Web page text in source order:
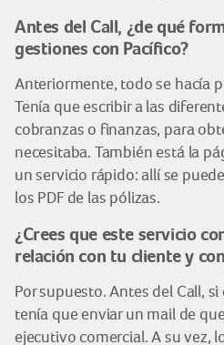
Antes del Call, ¿de qué
gestiones con Pacífico?
Anteriormente, todo se hacía
Tenía que escribir a las
cobranzas o finanzas, para
necesitaba. También está la
un servicio rápido: allí se
los PDF de las pólizas.
¿Crees que este servicio
relación con tu cliente y
Por supuesto. Antes del Call,
tenía que enviar un mail de
ejecutivo comercial. A su vez,